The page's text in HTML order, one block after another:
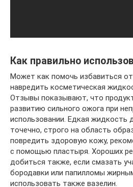
Как правильно
Может как помочь избавиться
навредить косметическая
Отзывы показывают, что
развитию сильного ожога при
использовании. Едкая жидкость
точечно, строго на область
повредить здоровую кожу,
с помощью пластыря. Хороших
добиться также, если смазать
бородавки или папилломы
использовать также вазелин.